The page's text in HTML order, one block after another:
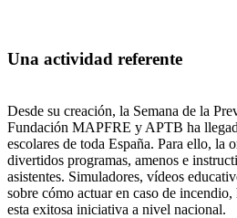
Una actividad referente
Desde su creación, la Semana de la
Fundación MAPFRE y APTB ha
escolares de toda España. Para ello, la
divertidos programas, amenos e
asistentes. Simuladores, vídeos
sobre cómo actuar en caso de
esta exitosa iniciativa a nivel nacional.